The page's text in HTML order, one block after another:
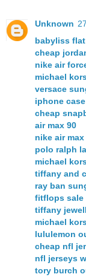
Unknown
babyliss
cheap
nike air
michael
versace
iphone
cheap
air max 90
nike air max
polo ralph
michael
tiffany and
ray ban
fitflops sale
tiffany
michael
lululemon
cheap nfl
nfl jerseys
tory burch